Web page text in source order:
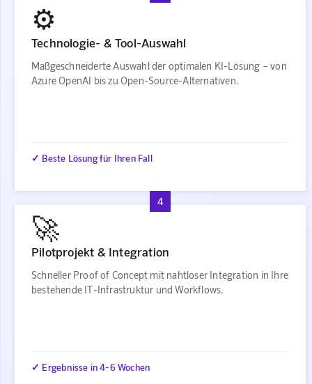
⚙️
Technologie- & Tool-Auswahl
Maßgeschneiderte Auswahl der optimalen KI-Lösung – von
Azure OpenAI bis zu Open-Source-Alternativen.
✓ Beste Lösung für Ihren Fall
4
🚀
Pilotprojekt & Integration
Schneller Proof of Concept mit nahtloser Integration in Ihre
bestehende IT-Infrastruktur und Workflows.
✓ Ergebnisse in 4-6 Wochen